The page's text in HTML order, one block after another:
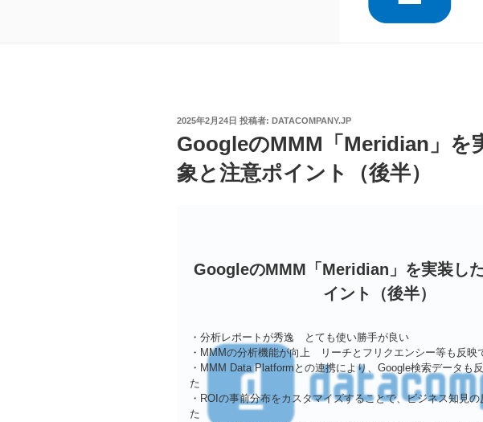
投
日:
2025年2月24日 投稿者: DATACOMPANY.JP
GoogleのMMM「Meridian」を
象と注意ポイント（後半）
GoogleのMMM「Meridian」を実装し
イント（後半）
・分析レポートが秀逸 とても使い勝手が良い
・MMMの分析機能が向上 リーチとフリクエンシー等も反映
・MMM Data Platformとの連携により、Google検索データも
た
・ROIの事前分布をカスタマイズすることで、ビジネス知見
た